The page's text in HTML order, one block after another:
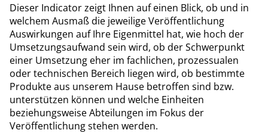
Dieser Indicator zeigt Ihnen auf einen Blick, ob und in
welchem Ausmaß die jeweilige Veröffentlichung
Auswirkungen auf Ihre Eigenmittel hat, wie hoch der
Umsetzungsaufwand sein wird, ob der Schwerpunkt
einer Umsetzung eher im fachlichen, prozessualen
oder technischen Bereich liegen wird, ob bestimmte
Produkte aus unserem Hause betroffen sind bzw.
unterstützen können und welche Einheiten
beziehungsweise Abteilungen im Fokus der
Veröffentlichung stehen werden.